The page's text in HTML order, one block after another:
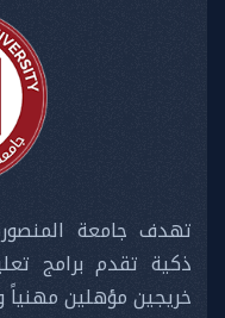
تهدف جامعة
ذكية تقدم برامج
خريجين مؤهلين مهنياً